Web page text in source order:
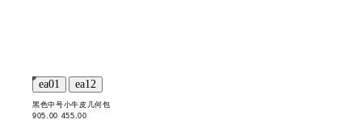
黑色中号小牛皮几何包
905.00 455.00